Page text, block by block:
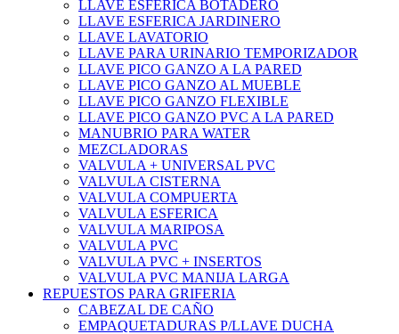
LLAVE ESFERICA BOTADERO
LLAVE ESFERICA JARDINERO
LLAVE LAVATORIO
LLAVE PARA URINARIO TEMPORIZADOR
LLAVE PICO GANZO A LA PARED
LLAVE PICO GANZO AL MUEBLE
LLAVE PICO GANZO FLEXIBLE
LLAVE PICO GANZO PVC A LA PARED
MANUBRIO PARA WATER
MEZCLADORAS
VALVULA + UNIVERSAL PVC
VALVULA CISTERNA
VALVULA COMPUERTA
VALVULA ESFERICA
VALVULA MARIPOSA
VALVULA PVC
VALVULA PVC + INSERTOS
VALVULA PVC MANIJA LARGA
REPUESTOS PARA GRIFERIA
CABEZAL DE CAÑO
EMPAQUETADURAS P/LLAVE DUCHA